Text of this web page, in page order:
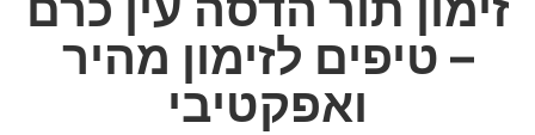
– טיפים לזימון מהיר
ואפקטיבי